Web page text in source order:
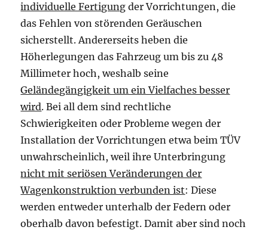
individuelle Fertigung der Vorrichtungen, die
das Fehlen von störenden Geräuschen
sicherstellt. Andererseits heben die
Höherlegungen das Fahrzeug um bis zu 48
Millimeter hoch, weshalb seine
Geländegängigkeit um ein Vielfaches besser
wird. Bei all dem sind rechtliche
Schwierigkeiten oder Probleme wegen der
Installation der Vorrichtungen etwa beim TÜV
unwahrscheinlich, weil ihre Unterbringung
nicht mit seriösen Veränderungen der
Wagenkonstruktion verbunden ist: Diese
werden entweder unterhalb der Federn oder
oberhalb davon befestigt. Damit aber sind noch